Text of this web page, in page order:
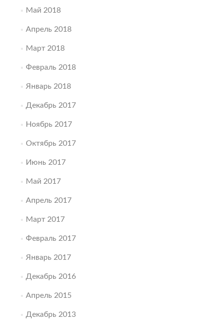
Май 2018
Апрель 2018
Март 2018
Февраль 2018
Январь 2018
Декабрь 2017
Ноябрь 2017
Октябрь 2017
Июнь 2017
Май 2017
Апрель 2017
Март 2017
Февраль 2017
Январь 2017
Декабрь 2016
Апрель 2015
Декабрь 2013